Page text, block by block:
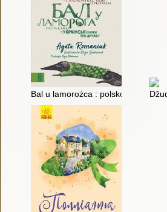
Bal u lamorożca : polsko-